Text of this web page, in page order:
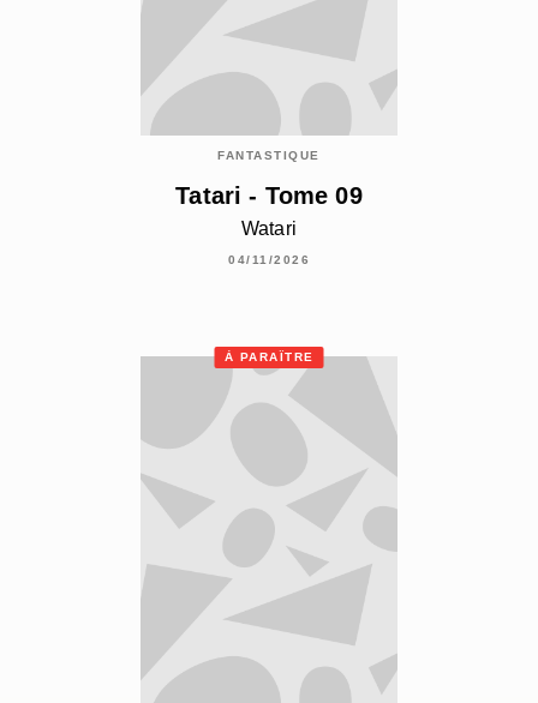
FANTASTIQUE
Tatari - Tome 09
Watari
04/11/2026
À PARAÎTRE